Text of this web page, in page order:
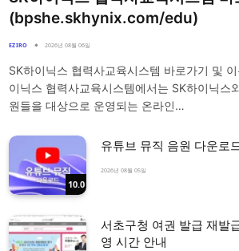
(bpshe.skhynix.com/edu)
EZIRO 2026년 08월 06일
SK하이닉스 협력사교육시스템 바로가기 및
이닉스 협력사교육시스템에서는 SK하이닉스
원들을 대상으로 운영되는 온라인…
10.0
유튜브 뮤직 음원 다운로
2026년 08월 05일
서초구청 여권 발급 재발
영 시간 안내